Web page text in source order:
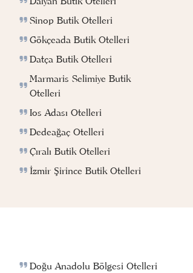
Sinop Butik Otelleri
Gökçeada Butik Otelleri
Datça Butik Otelleri
Marmaris Selimiye Butik
Otelleri
Ios Adası Otelleri
Dedeağaç Otelleri
Çıralı Butik Otelleri
İzmir Şirince Butik Otelleri
Doğu Anadolu Bölgesi Otelleri